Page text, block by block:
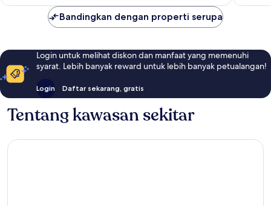
Bandingkan dengan properti serupa
Login untuk melihat diskon dan manfaat yang memenuhi
syarat. Lebih banyak reward untuk lebih banyak petualangan!
Login Daftar sekarang, gratis
Tentang kawasan sekitar